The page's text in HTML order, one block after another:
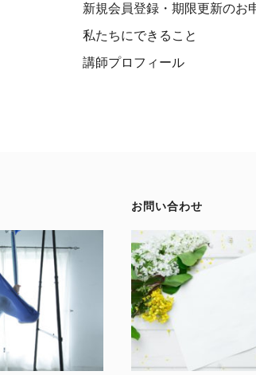
新規会員登録・期限更新のお
私たちにできること
講師プロフィール
お問い合わせ